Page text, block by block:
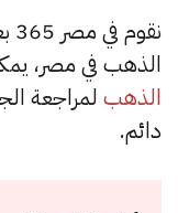
الذهب في مصر،
الذهب لمراجعة
دائم.